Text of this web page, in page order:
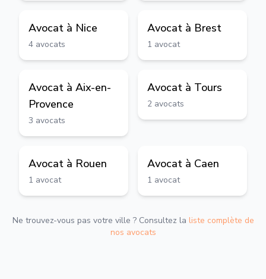
Avocat à Nice
4 avocats
Avocat à Brest
1 avocat
Avocat à Aix-en-
Provence
3 avocats
Avocat à Tours
2 avocats
Avocat à Rouen
1 avocat
Avocat à Caen
1 avocat
Ne trouvez-vous pas votre ville ? Consultez la liste complète de
nos avocats